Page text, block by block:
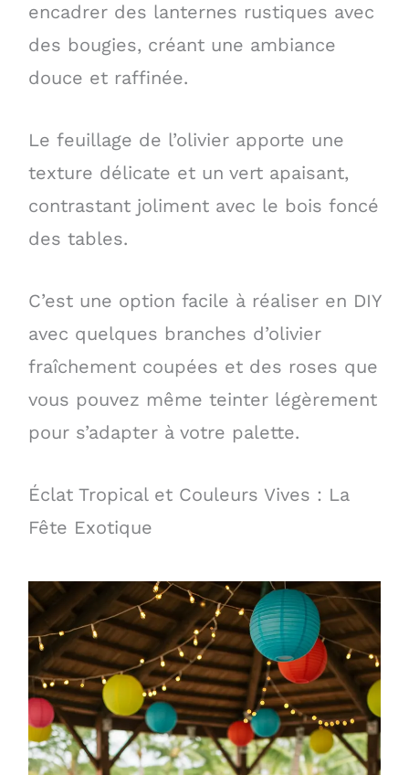
encadrer des lanternes rustiques avec
des bougies, créant une ambiance
douce et raffinée.
Le feuillage de l’olivier apporte une
texture délicate et un vert apaisant,
contrastant joliment avec le bois foncé
des tables.
C’est une option facile à réaliser en DIY
avec quelques branches d’olivier
fraîchement coupées et des roses que
vous pouvez même teinter légèrement
pour s’adapter à votre palette.
Éclat Tropical et Couleurs Vives : La
Fête Exotique